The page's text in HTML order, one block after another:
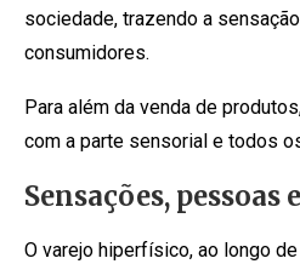
sociedade, trazendo a
consumidores.
Para além da venda de
com a parte sensorial e todos
Sensações, pessoas
O varejo hiperfísico, ao longo